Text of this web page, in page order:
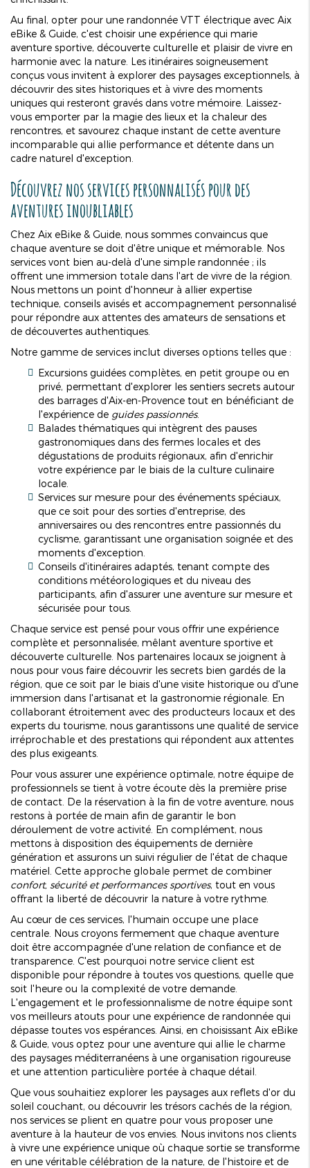
Au final, opter pour une randonnée VTT électrique avec Aix
eBike & Guide, c'est choisir une expérience qui marie
aventure sportive, découverte culturelle et plaisir de vivre en
harmonie avec la nature. Les itinéraires soigneusement
conçus vous invitent à explorer des paysages exceptionnels, à
découvrir des sites historiques et à vivre des moments
uniques qui resteront gravés dans votre mémoire. Laissez-
vous emporter par la magie des lieux et la chaleur des
rencontres, et savourez chaque instant de cette aventure
incomparable qui allie performance et détente dans un
cadre naturel d'exception.
Découvrez nos services personnalisés pour des
aventures inoubliables
Chez Aix eBike & Guide, nous sommes convaincus que
chaque aventure se doit d'être unique et mémorable. Nos
services vont bien au-delà d'une simple randonnée ; ils
offrent une immersion totale dans l'art de vivre de la région.
Nous mettons un point d'honneur à allier expertise
technique, conseils avisés et accompagnement personnalisé
pour répondre aux attentes des amateurs de sensations et
de découvertes authentiques.
Notre gamme de services inclut diverses options telles que :
Excursions guidées complètes, en petit groupe ou en
privé, permettant d'explorer les sentiers secrets autour
des barrages d'Aix-en-Provence tout en bénéficiant de
l'expérience de guides passionnés.
Balades thématiques qui intègrent des pauses
gastronomiques dans des fermes locales et des
dégustations de produits régionaux, afin d'enrichir
votre expérience par le biais de la culture culinaire
locale.
Services sur mesure pour des événements spéciaux,
que ce soit pour des sorties d'entreprise, des
anniversaires ou des rencontres entre passionnés du
cyclisme, garantissant une organisation soignée et des
moments d'exception.
Conseils d'itinéraires adaptés, tenant compte des
conditions météorologiques et du niveau des
participants, afin d'assurer une aventure sur mesure et
sécurisée pour tous.
Chaque service est pensé pour vous offrir une expérience
complète et personnalisée, mêlant aventure sportive et
découverte culturelle. Nos partenaires locaux se joignent à
nous pour vous faire découvrir les secrets bien gardés de la
région, que ce soit par le biais d'une visite historique ou d'une
immersion dans l'artisanat et la gastronomie régionale. En
collaborant étroitement avec des producteurs locaux et des
experts du tourisme, nous garantissons une qualité de service
irréprochable et des prestations qui répondent aux attentes
des plus exigeants.
Pour vous assurer une expérience optimale, notre équipe de
professionnels se tient à votre écoute dès la première prise
de contact. De la réservation à la fin de votre aventure, nous
restons à portée de main afin de garantir le bon
déroulement de votre activité. En complément, nous
mettons à disposition des équipements de dernière
génération et assurons un suivi régulier de l'état de chaque
matériel. Cette approche globale permet de combiner
confort, sécurité et performances sportives, tout en vous
offrant la liberté de découvrir la nature à votre rythme.
Au cœur de ces services, l'humain occupe une place
centrale. Nous croyons fermement que chaque aventure
doit être accompagnée d'une relation de confiance et de
transparence. C'est pourquoi notre service client est
disponible pour répondre à toutes vos questions, quelle que
soit l'heure ou la complexité de votre demande.
L'engagement et le professionnalisme de notre équipe sont
vos meilleurs atouts pour une expérience de randonnée qui
dépasse toutes vos espérances. Ainsi, en choisissant Aix eBike
& Guide, vous optez pour une aventure qui allie le charme
des paysages méditerranéens à une organisation rigoureuse
et une attention particulière portée à chaque détail.
Que vous souhaitiez explorer les paysages aux reflets d'or du
soleil couchant, ou découvrir les trésors cachés de la région,
nos services se plient en quatre pour vous proposer une
aventure à la hauteur de vos envies. Nous invitons nos clients
à vivre une expérience unique où chaque sortie se transforme
en une véritable célébration de la nature, de l'histoire et de